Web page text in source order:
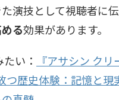
演技として視聴者に
る効果があります。
い：
『アサシン ク
つ歴史体験：記憶と現